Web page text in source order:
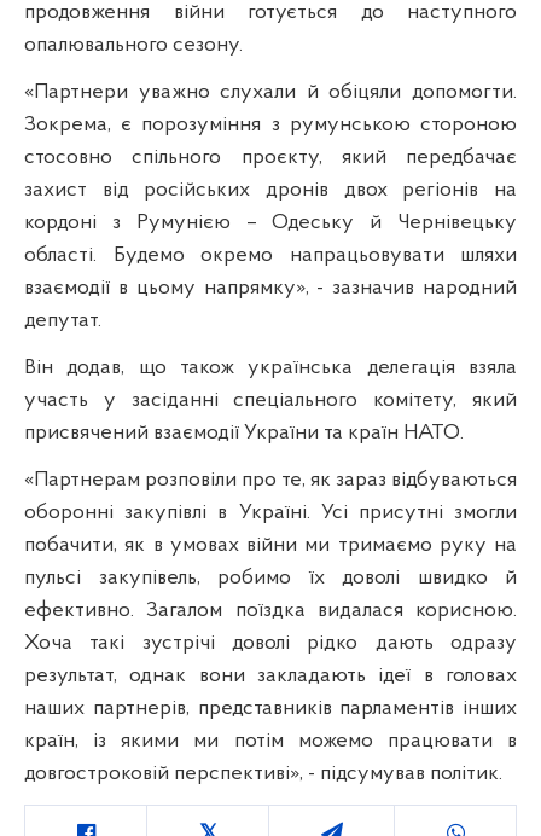
продовження війни готується до наступного
опалювального сезону.
«Партнери уважно слухали й обіцяли допомогти.
Зокрема, є порозуміння з румунською стороною
стосовно спільного проєкту, який передбачає
захист від російських дронів двох регіонів на
кордоні з Румунією – Одеську й Чернівецьку
області. Будемо окремо напрацьовувати шляхи
взаємодії в цьому напрямку», - зазначив народний
депутат.
Він додав, що також українська делегація взяла
участь у засіданні спеціального комітету, який
присвячений взаємодії України та країн НАТО.
«Партнерам розповіли про те, як зараз відбуваються
оборонні закупівлі в Україні. Усі присутні змогли
побачити, як в умовах війни ми тримаємо руку на
пульсі закупівель, робимо їх доволі швидко й
ефективно. Загалом поїздка видалася корисною.
Хоча такі зустрічі доволі рідко дають одразу
результат, однак вони закладають ідеї в головах
наших партнерів, представників парламентів інших
країн, із якими ми потім можемо працювати в
довгостроковій перспективі», - підсумував політик.